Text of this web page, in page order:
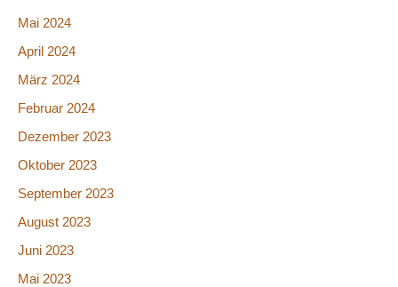
Mai 2024
April 2024
März 2024
Februar 2024
Dezember 2023
Oktober 2023
September 2023
August 2023
Juni 2023
Mai 2023